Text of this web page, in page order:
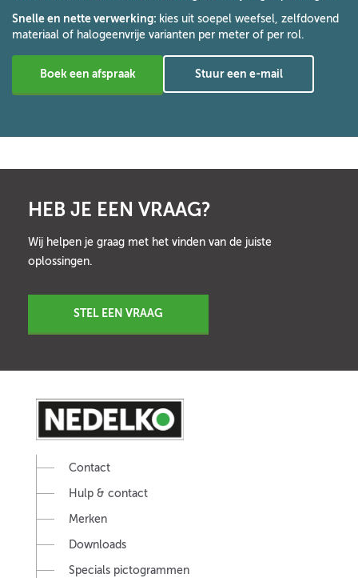
Snelle en nette verwerking: kies uit soepel weefsel, zelfdovend
materiaal of halogeenvrije varianten per meter of per rol.
Boek een afspraak Stuur een e-mail
HEB JE EEN VRAAG?
Wij helpen je graag met het vinden van de juiste
oplossingen.
STEL EEN VRAAG
Contact
Hulp & contact
Merken
Downloads
Specials pictogrammen